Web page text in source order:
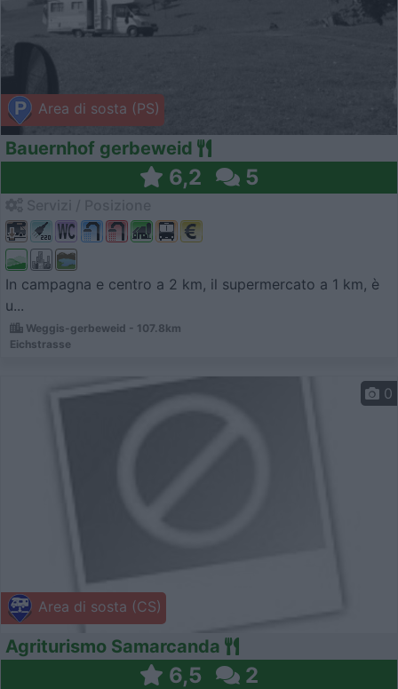
Area di sosta (PS)
Bauernhof gerbeweid
6,2 5
In campagna e centro a 2 km, il supermercato a 1 km, è
u...
Weggis-gerbeweid - 107.8km
Eichstrasse
Area di sosta (CS)
0
Agriturismo Samarcanda
6,5 2